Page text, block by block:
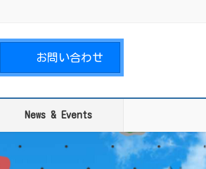
お問い合わせ
News & Events